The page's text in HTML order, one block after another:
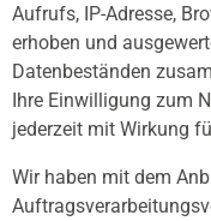
Aufrufs, IP-Adresse,
erhoben und
Datenbeständen
Ihre Einwilligung zum
jederzeit mit Wirkung
Wir haben mit dem